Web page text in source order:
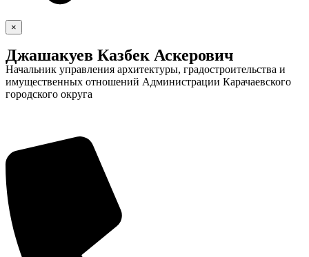
×
Джашакуев Казбек Аскерович
Начальник управления архитектуры, градостроительства и
имущественных отношений Администрации Карачаевского
городского округа